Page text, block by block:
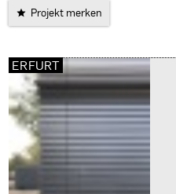
Projekt merken
ERFURT